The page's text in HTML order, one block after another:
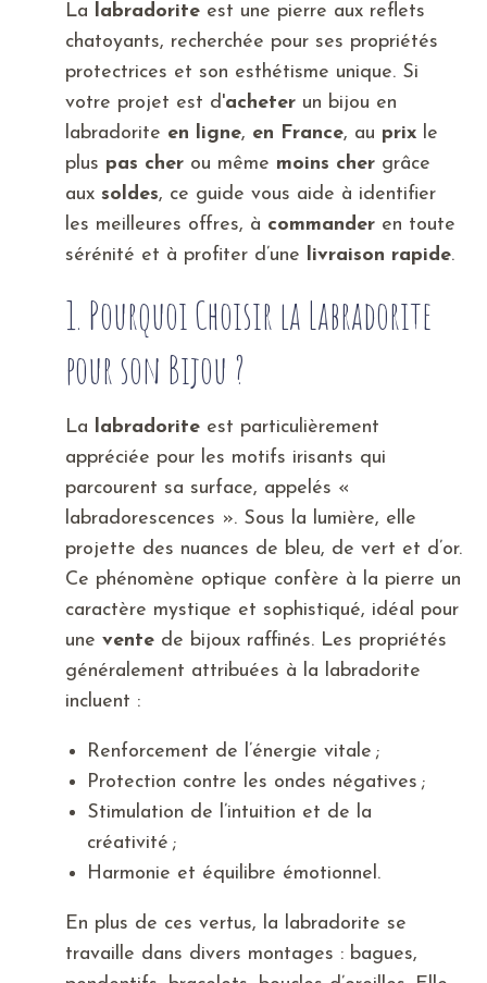
La labradorite est une pierre aux reflets
chatoyants, recherchée pour ses propriétés
protectrices et son esthétisme unique. Si
votre projet est d'acheter un bijou en
labradorite en ligne, en France, au prix le
plus pas cher ou même moins cher grâce
aux soldes, ce guide vous aide à identifier
les meilleures offres, à commander en toute
sérénité et à profiter d’une livraison rapide.
1. Pourquoi Choisir la Labradorite
pour son Bijou ?
La labradorite est particulièrement
appréciée pour les motifs irisants qui
parcourent sa surface, appelés «
labradorescences ». Sous la lumière, elle
projette des nuances de bleu, de vert et d’or.
Ce phénomène optique confère à la pierre un
caractère mystique et sophistiqué, idéal pour
une vente de bijoux raffinés. Les propriétés
généralement attribuées à la labradorite
incluent :
Renforcement de l’énergie vitale ;
Protection contre les ondes négatives ;
Stimulation de l’intuition et de la
créativité ;
Harmonie et équilibre émotionnel.
En plus de ces vertus, la labradorite se
travaille dans divers montages : bagues,